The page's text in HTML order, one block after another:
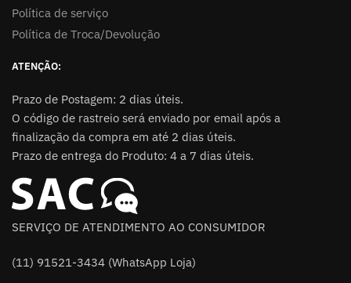
Política de serviço
Política de Troca/Devolução
ATENÇÃO:
Prazo de Postagem: 2 dias úteis.
O código de rastreio será enviado por email após a
finalização da compra em até 2 dias úteis.
Prazo de entrega do Produto: 4 a 7 dias úteis.
SERVIÇO DE ATENDIMENTO AO CONSUMIDOR
(11) 91521-3434 (WhatsApp Loja)